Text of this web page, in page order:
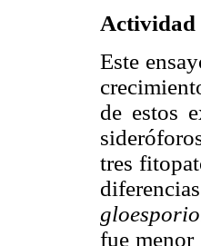
Actividad
Este
de estos
tres
fue